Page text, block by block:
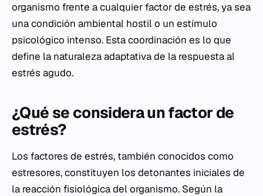
organismo frente a cualquier factor de estrés, ya sea
una condición ambiental hostil o un estímulo
psicológico intenso. Esta coordinación es lo que
define la naturaleza adaptativa de la respuesta al
estrés agudo.
¿Qué se considera un factor de
estrés?
Los factores de estrés, también conocidos como
estresores, constituyen los detonantes iniciales de
la reacción fisiológica del organismo. Según la